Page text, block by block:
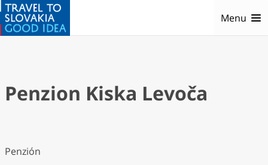
Menu
Penzion Kiska Levoča
Penzión